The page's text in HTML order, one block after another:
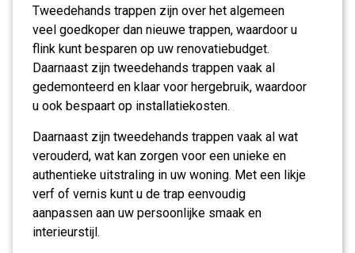
Tweedehands trappen zijn over het algemeen
veel goedkoper dan nieuwe trappen, waardoor u
flink kunt besparen op uw renovatiebudget.
Daarnaast zijn tweedehands trappen vaak al
gedemonteerd en klaar voor hergebruik, waardoor
u ook bespaart op installatiekosten.
Daarnaast zijn tweedehands trappen vaak al wat
verouderd, wat kan zorgen voor een unieke en
authentieke uitstraling in uw woning. Met een likje
verf of vernis kunt u de trap eenvoudig
aanpassen aan uw persoonlijke smaak en
interieurstijl.